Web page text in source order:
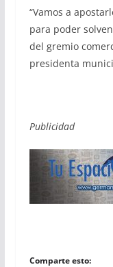
“Vamos a
para poder
del gremio
presidenta
Publicidad
Comparte esto: